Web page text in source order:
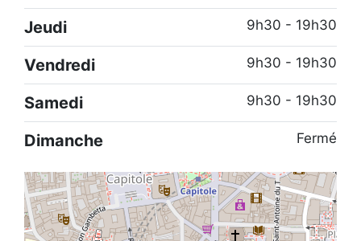
Jeudi 9h30 - 19h30
Vendredi 9h30 - 19h30
Samedi 9h30 - 19h30
Dimanche Fermé